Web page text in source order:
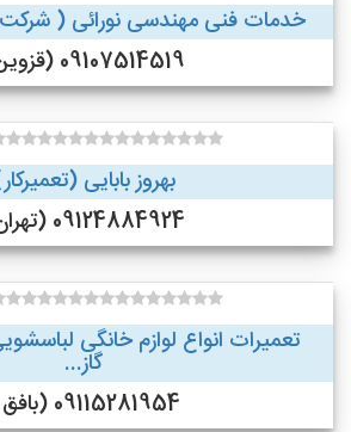
خدمات فنی مهندسی نورائی ( شرکت
09107514519 (قزوین)
بهروز بابایی (تعمیرکار)
09124884924 (تهران)
تعمیرات انواع لوازم خانگی
گاز...
09115281954 (بافق )